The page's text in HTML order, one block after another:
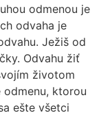
odmenou je
odvaha je
Ježiš od
Odvahu žiť
životom
odmenu, ktorou
ešte všetci